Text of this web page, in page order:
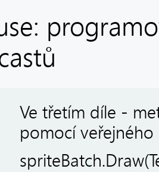
Ve třetím díle -
pomocí